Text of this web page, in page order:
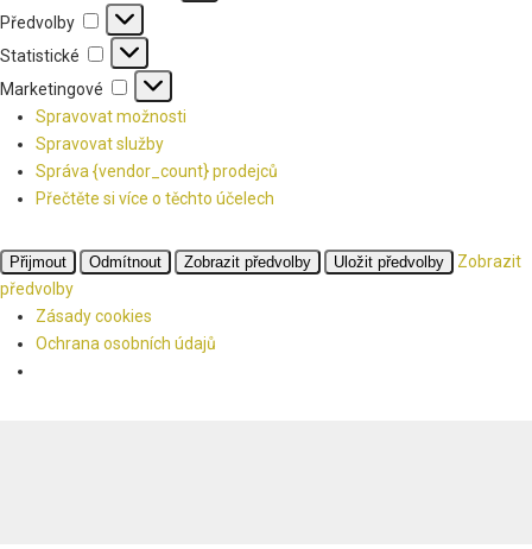
Předvolby
Předvolby
Statistické Statistické
Marketingové
Marketingové
Spravovat možnosti
Spravovat služby
Správa {vendor_count} prodejců
Přečtěte si více o těchto účelech
Přijmout Odmítnout Zobrazit předvolby Uložit předvolby
Zobrazit
předvolby
Zásady cookies
Ochrana osobních údajů